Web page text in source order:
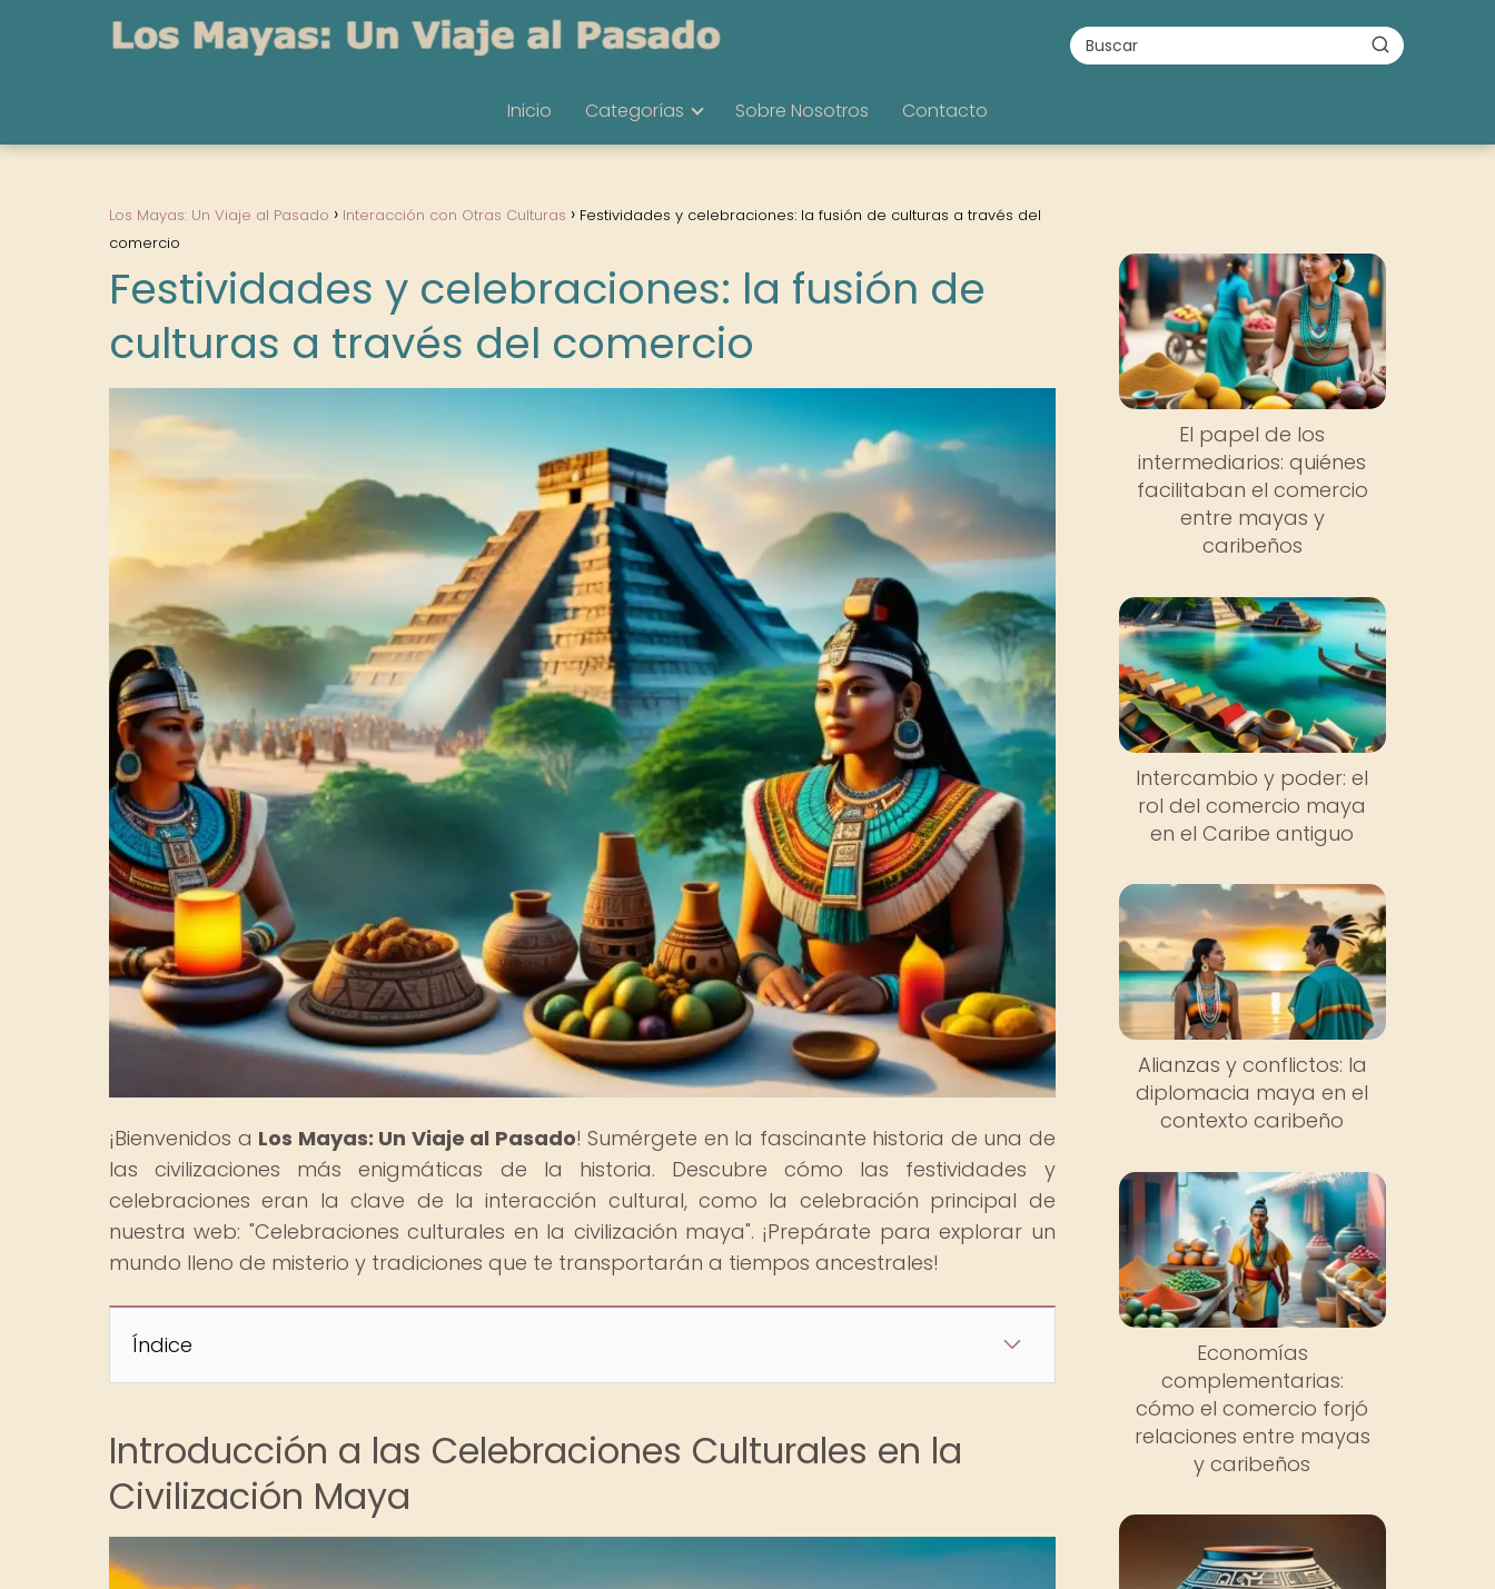
Inicio Categorías Sobre Nosotros Contacto
Los Mayas: Un Viaje al Pasado Interacción con Otras Culturas
Festividades y celebraciones: la fusión de culturas a través del
comercio
Festividades y celebraciones: la fusión de
culturas a través del comercio
¡Bienvenidos a Los Mayas: Un Viaje al Pasado! Sumérgete en la fascinante historia de una de
las civilizaciones más enigmáticas de la historia. Descubre cómo las festividades y
celebraciones eran la clave de la interacción cultural, como la celebración principal de
nuestra web: "Celebraciones culturales en la civilización maya". ¡Prepárate para explorar un
mundo lleno de misterio y tradiciones que te transportarán a tiempos ancestrales!
Índice
Introducción a las Celebraciones Culturales en la
Civilización Maya
El papel de los
intermediarios: quiénes
facilitaban el comercio
entre mayas y
caribeños
Intercambio y poder: el
rol del comercio maya
en el Caribe antiguo
Alianzas y conflictos: la
diplomacia maya en el
contexto caribeño
Economías
complementarias:
cómo el comercio forjó
relaciones entre mayas
y caribeños